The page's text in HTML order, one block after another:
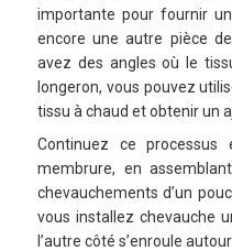
importante pour fournir
encore une autre pièce
avez des angles où le
longeron, vous pouvez
tissu à chaud et obtenir un
Continuez ce
membrure, en
chevauchements d’un
vous installez chevauche
l’autre côté s’enroule